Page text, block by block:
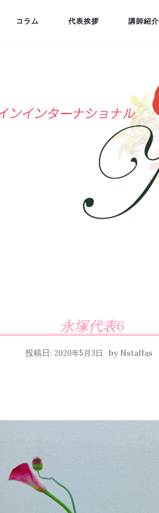
コラム 代表挨拶 講師紹介
永塚代表6
投稿日:2020年5月3日 by Nstaffas